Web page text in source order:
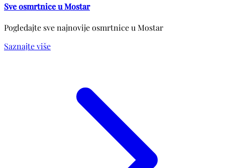
Sve osmrtnice u Mostar
Pogledajte sve najnovije osmrtnice u Mostar
Saznajte više